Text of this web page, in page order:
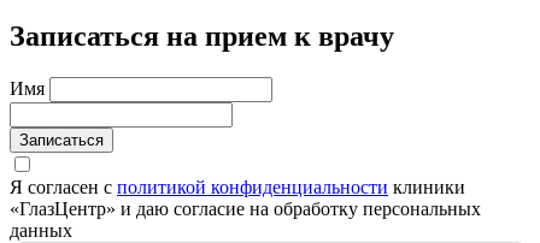
Записаться на прием к врачу
Имя
Записаться
Я согласен с политикой конфиденциальности клиники
«ГлазЦентр» и даю согласие на обработку персональных
данных